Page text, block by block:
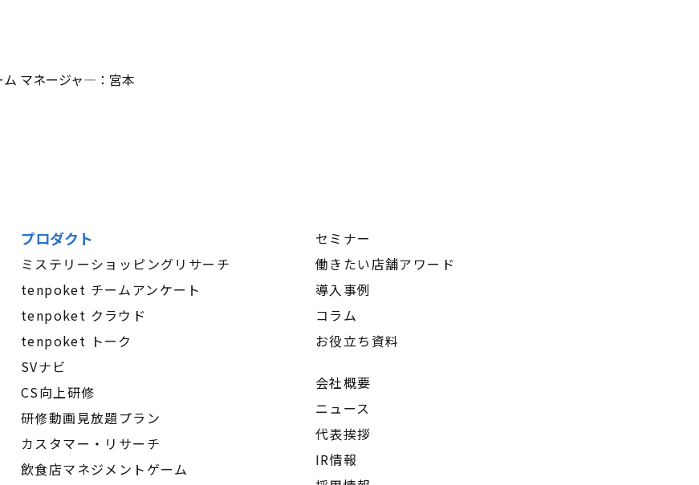
マネージャ―：宮本
プロダクト
ミステリーショッピングリサーチ
tenpoket チームアンケート
tenpoket クラウド
tenpoket トーク
SVナビ
CS向上研修
研修動画見放題プラン
カスタマー・リサーチ
飲食店マネジメントゲーム
セミナー
働きたい店舗アワード
導入事例
コラム
お役立ち資料
会社概要
ニュース
代表挨拶
IR情報